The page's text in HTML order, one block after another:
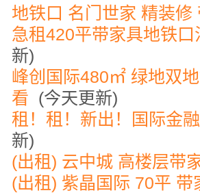
地铁口 名门世家 精装
急租420平带家具地铁
新)
峰创国际480㎡ 绿地双
看 (今天更新)
租！租！新出！国际金
新)
(出租) 云中城 高楼层带
(出租) 紫晶国际 70平